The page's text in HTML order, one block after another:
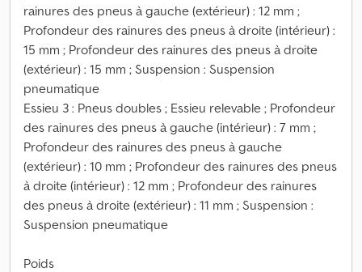
rainures des pneus à gauche (extérieur) : 12 mm ;
Profondeur des rainures des pneus à droite (intérieur) :
15 mm ; Profondeur des rainures des pneus à droite
(extérieur) : 15 mm ; Suspension : Suspension
pneumatique
Essieu 3 : Pneus doubles ; Essieu relevable ; Profondeur
des rainures des pneus à gauche (intérieur) : 7 mm ;
Profondeur des rainures des pneus à gauche
(extérieur) : 10 mm ; Profondeur des rainures des pneus
à droite (intérieur) : 12 mm ; Profondeur des rainures
des pneus à droite (extérieur) : 11 mm ; Suspension :
Suspension pneumatique
Poids